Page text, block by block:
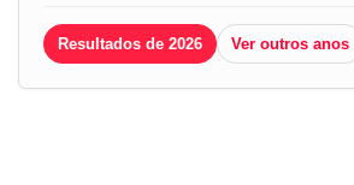
Resultados de 2026 Ver outros anos